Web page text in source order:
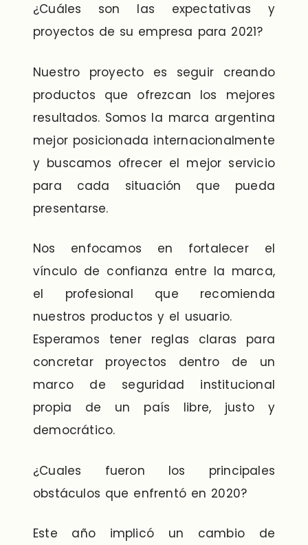
¿Cuáles son las expectativas y
proyectos de su empresa para 2021?
Nuestro proyecto es seguir creando
productos que ofrezcan los mejores
resultados. Somos la marca argentina
mejor posicionada internacionalmente
y buscamos ofrecer el mejor servicio
para cada situación que pueda
presentarse.
Nos enfocamos en fortalecer el
vínculo de confianza entre la marca,
el profesional que recomienda
nuestros productos y el usuario.
Esperamos tener reglas claras para
concretar proyectos dentro de un
marco de seguridad institucional
propia de un país libre, justo y
democrático.
¿Cuales fueron los principales
obstáculos que enfrentó en 2020?
Este año implicó un cambio de